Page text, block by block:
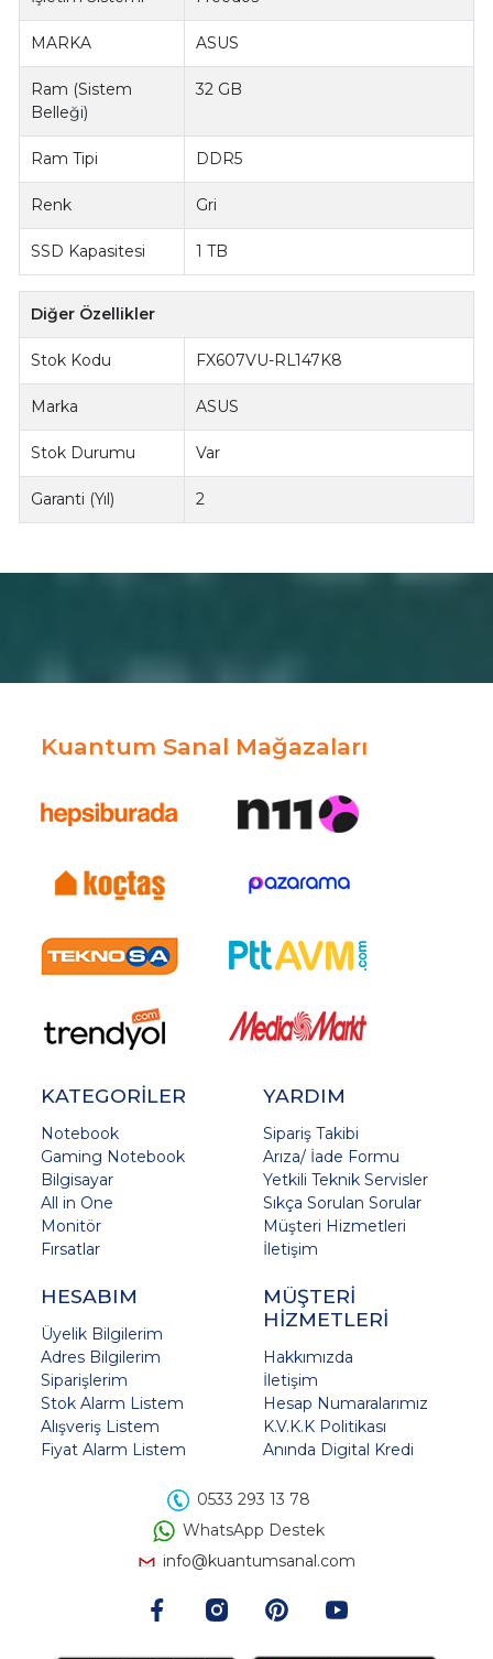
MARKA ASUS
Ram (Sistem
Belleği)
32 GB
Ram Tipi DDR5
Renk Gri
SSD Kapasitesi 1 TB
Diğer Özellikler
Stok Kodu FX607VU-RL147K8
Marka ASUS
Stok Durumu Var
Garanti (Yıl) 2
Kuantum Sanal Mağazaları
KATEGORİLER
Notebook
Gaming Notebook
Bilgisayar
All in One
Monitör
Fırsatlar
YARDIM
Sipariş Takibi
Arıza/ İade Formu
Yetkili Teknik Servisler
Sıkça Sorulan Sorular
Müşteri Hizmetleri
İletişim
HESABIM
Üyelik Bilgilerim
Adres Bilgilerim
Siparişlerim
Stok Alarm Listem
Alışveriş Listem
Fiyat Alarm Listem
MÜŞTERİ
HİZMETLERİ
Hakkımızda
İletişim
Hesap Numaralarımız
K.V.K.K Politikası
Anında Digital Kredi
0533 293 13 78
WhatsApp Destek
info@kuantumsanal.com